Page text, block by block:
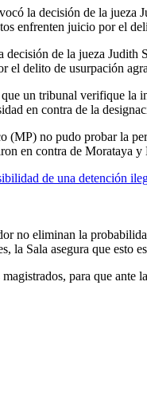
la decisión de la
enfrenten juicio por el
de la jueza
el delito de usurpación
un tribunal verifique
en contra de la
no pudo probar la
en contra de Morataya y
de una detención
no eliminan la
la Sala asegura que esto
para que